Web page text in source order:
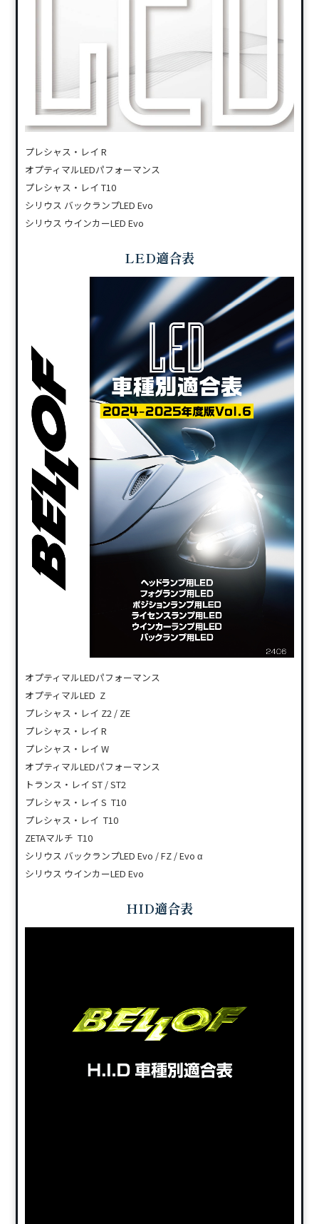
プレシャス・レイ R
オプティマルLEDパフォーマンス
プレシャス・レイ T10
シリウス バックランプLED Evo
シリウス ウインカーLED Evo
LED適合表
オプティマルLEDパフォーマンス
オプティマルLED Z
プレシャス・レイ Z2 / ZE
プレシャス・レイ R
プレシャス・レイ W
オプティマルLEDパフォーマンス
トランス・レイ ST / ST2
プレシャス・レイ S T10
プレシャス・レイ T10
ZETAマルチ T10
シリウス バックランプLED Evo / FZ / Evo α
シリウス ウインカーLED Evo
HID適合表